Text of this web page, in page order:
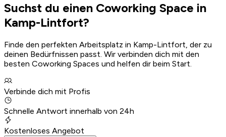
Suchst du einen Coworking Space in
Kamp-Lintfort?
Finde den perfekten Arbeitsplatz in Kamp-Lintfort, der zu
deinen Bedürfnissen passt. Wir verbinden dich mit den
besten Coworking Spaces und helfen dir beim Start.
Verbinde dich mit Profis
Schnelle Antwort innerhalb von 24h
Kostenloses Angebot